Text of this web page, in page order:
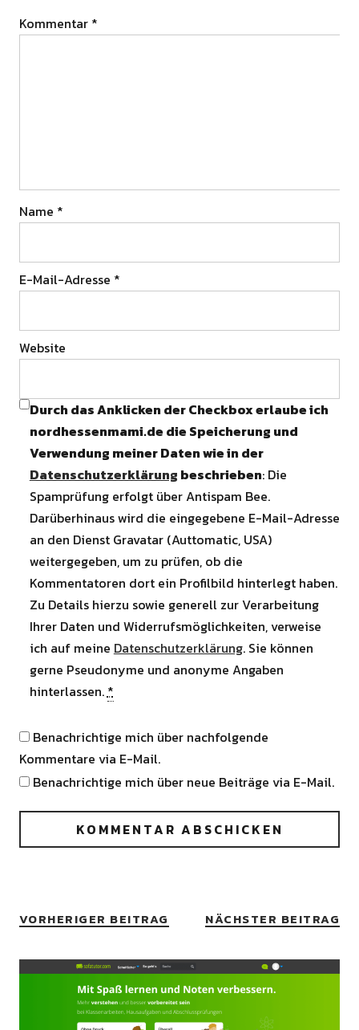
Kommentar *
Name *
E-Mail-Adresse *
Website
Durch das Anklicken der Checkbox erlaube ich
nordhessenmami.de die Speicherung und
Verwendung meiner Daten wie in der
Datenschutzerklärung beschrieben: Die
Spamprüfung erfolgt über Antispam Bee.
Darüberhinaus wird die eingegebene E-Mail-Adresse
an den Dienst Gravatar (Auttomatic, USA)
weitergegeben, um zu prüfen, ob die
Kommentatoren dort ein Profilbild hinterlegt haben.
Zu Details hierzu sowie generell zur Verarbeitung
Ihrer Daten und Widerrufsmöglichkeiten, verweise
ich auf meine Datenschutzerklärung. Sie können
gerne Pseudonyme und anonyme Angaben
hinterlassen.*
Benachrichtige mich über nachfolgende
Kommentare via E-Mail.
Benachrichtige mich über neue Beiträge via E-Mail.
VORHERIGER BEITRAG NÄCHSTER BEITRAG